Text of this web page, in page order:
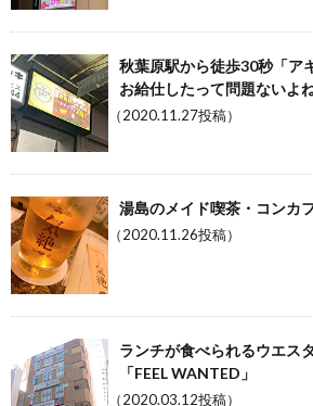
秋葉原駅から徒歩30秒「ア
お給仕したって問題ないよ
（2020.11.27投稿）
湯島のメイド喫茶・コンカ
（2020.11.26投稿）
ランチが食べられるウエス
「FEEL WANTED」
（2020.03.12投稿）